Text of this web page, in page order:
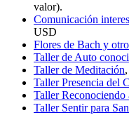
valor).
Comunicación
USD
Flores de Bach y
Taller de Auto
Taller de Meditación
Taller Presencia del
Taller Reconociendo
Taller Sentir para